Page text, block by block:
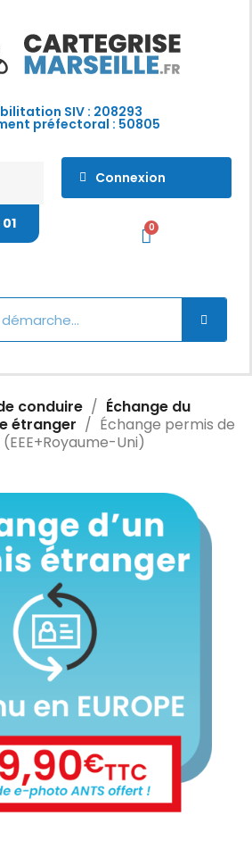
SIV : 208293
préfectoral : 50805
Connexion
conduire
Échange du
étranger
Échange permis de
Uni)